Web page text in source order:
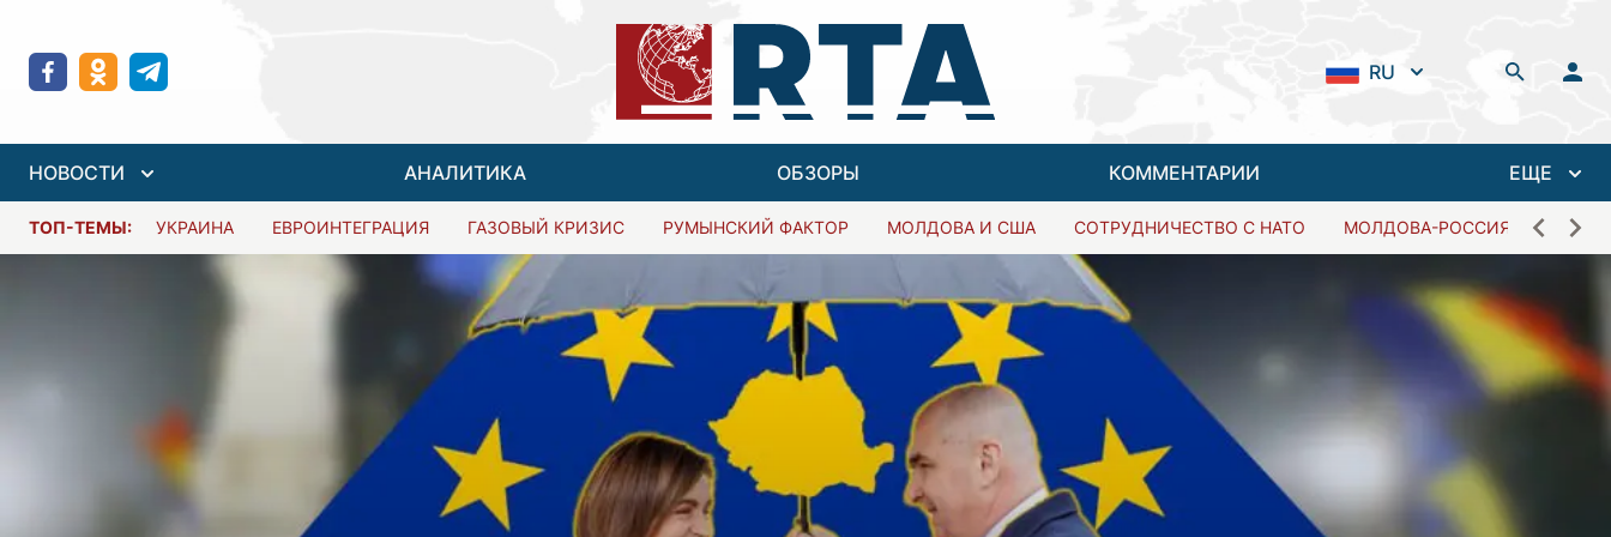
RU
НОВОСТИ АНАЛИТИКА ОБЗОРЫ КОММЕНТАРИИ ЕЩЕ
ТОП-ТЕМЫ: УКРАИНА ЕВРОИНТЕГРАЦИЯ ГАЗОВЫЙ КРИЗИС РУМЫНСКИЙ ФАКТОР МОЛДОВА И США СОТРУДНИЧЕСТВО С НАТО МОЛДОВА-РОССИЯ